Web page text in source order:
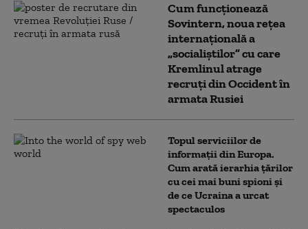
Cum funcționează
Sovintern, noua rețea
internațională a
„socialiștilor” cu care
Kremlinul atrage
recruți din Occident în
armata Rusiei
Topul serviciilor de
informații din Europa.
Cum arată ierarhia țărilor
cu cei mai buni spioni și
de ce Ucraina a urcat
spectaculos